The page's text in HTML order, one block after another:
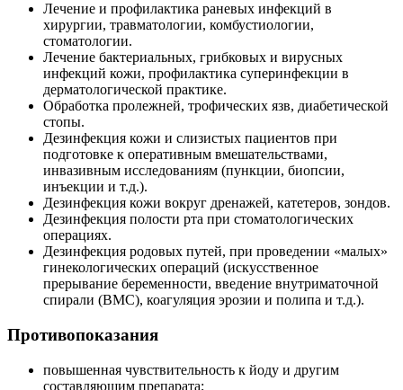
Лечение и профилактика раневых инфекций в
хирургии, травматологии, комбустиологии,
стоматологии.
Лечение бактериальных, грибковых и вирусных
инфекций кожи, профилактика суперинфекции в
дерматологической практике.
Обработка пролежней, трофических язв, диабетической
стопы.
Дезинфекция кожи и слизистых пациентов при
подготовке к оперативным вмешательствами,
инвазивным исследованиям (пункции, биопсии,
инъекции и т.д.).
Дезинфекция кожи вокруг дренажей, катетеров, зондов.
Дезинфекция полости рта при стоматологических
операциях.
Дезинфекция родовых путей, при проведении «малых»
гинекологических операций (искусственное
прерывание беременности, введение внутриматочной
спирали (ВМС), коагуляция эрозии и полипа и т.д.).
Противопоказания
повышенная чувствительность к йоду и другим
составляющим препарата;